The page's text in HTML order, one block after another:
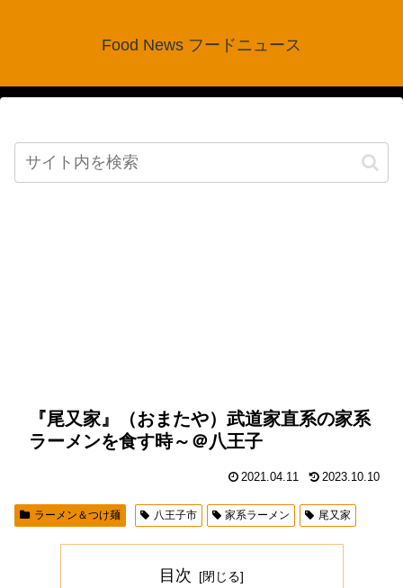
Food News フードニュース
『尾又家』（おまたや）武道家直系の家系
ラーメンを食す時～＠八王子
2021.04.11 2023.10.10
ラーメン＆つけ麺 八王子市 家系ラーメン 尾又家
目次